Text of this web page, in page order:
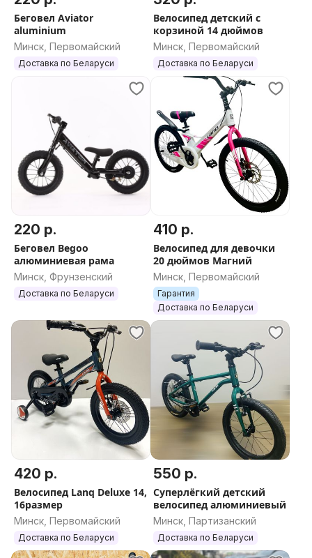
~Пункт самовывоза и шоу-рум
См м Восток ТЦ Променад Предварительно звоните
Не забудьте сообщить, что нашли нас на Куфаре!
Беговел Aviator
aluminium
Минск, Первомайский
Доставка по Беларуси
Велосипед детский с
корзиной 14 дюймов
Минск, Первомайский
Доставка по Беларуси
220 р.
Беговел Begoo
алюминиевая рама
Минск, Фрунзенский
Доставка по Беларуси
410 р.
Велосипед для девочки
20 дюймов Магний
Минск, Первомайский
Гарантия
Доставка по Беларуси
420 р.
Велосипед Lanq Deluxe 14,
16размер
Минск, Первомайский
Доставка по Беларуси
550 р.
Суперлёгкий детский
велосипед алюминиевый
Минск, Партизанский
Доставка по Беларуси